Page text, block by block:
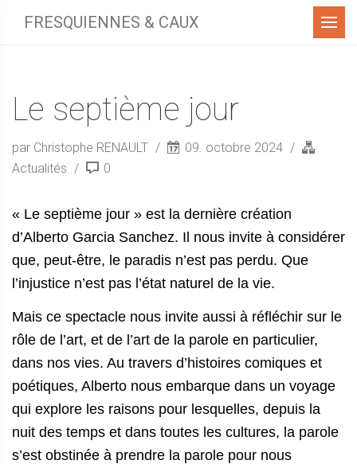
FRESQUIENNES & CAUX Menu
Le septième jour
par Christophe RENAULT
09. octobre 2024
Actualités
0
« Le septième jour » est la dernière création
d’Alberto Garcia Sanchez. Il nous invite à considérer
que, peut-être, le paradis n’est pas perdu. Que
l’injustice n’est pas l’état naturel de la vie.
Mais ce spectacle nous invite aussi à réfléchir sur le
rôle de l’art, et de l’art de la parole en particulier,
dans nos vies. Au travers d’histoires comiques et
poétiques, Alberto nous embarque dans un voyage
qui explore les raisons pour lesquelles, depuis la
nuit des temps et dans toutes les cultures, la parole
s’est obstinée à prendre la parole pour nous